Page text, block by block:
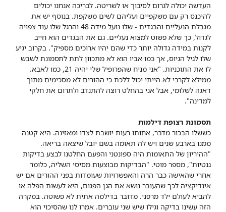
העדשה יכולה לגרום לסיבוך או לשריטה. לבריכה אנחנו יכולים
להיכנס רק עם משקפיים ועליהם לשים משקפת. בנוסף יש את
מגבלת הנעליים והבגדים - שלו נועל מידה 48 והרגל שלו עוד צפויה
לגדול, כך שלא פשוט למצוא נעליים. גם את הבגדים הוא חייב
לקנות במידה גדולה יותר כדי שהם יהיו ארוכים מספיק". בקרוב יגיע
שלו לגיל הגיוס, אך כמו אביו הוא לא מתכוון לתת לתסמונת לשבש
לו את התוכניות. "אני מניח שהפרופיל שלי יהיה 21, כמו לאבא.
ממילא לקרבי לא הייתי יכול ללכת כי ההורים לא מסכימים מתוך
דאגה לשלומי, אבל אני בהחלט רוצה להתנדב ולתרום את חלקי
למדינה".
תסמונת רצופת דילמות
כששלו הבכור מדבר, אחותו רעות יושבת לצדו ומאזינה. היא קטנה
ממנו בארבע שנים ויש לה תאומה בשם יובל שיצאה בריאה.
"ההיריון של התאומות היה ספונטני והפעם החלטנו לבצע בדיקות
גנטיות", מספר מוטי. "הבדיקות מבוצעות מסיסי השליה, כלומר
אחרי שהאישה כבר הרה והאפשרויות שעומדות בפני ההורים אם יש
אינדיקציה לכך שהעובר נושא את הגן הפגום, היא לעשות הפלה או
להביא לעולם ילד מרפני. מדובר בדילמה אתית לא פשוטה. במקרה
הזה עשינו בדיקה וגילו שיש שני עוברים. אמרו לנו שהסיכוי הוא